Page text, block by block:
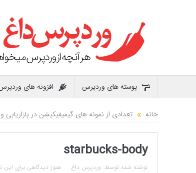
پوسته های وردپرس افزونه های
خانه تعدادی از نمونه های گیمیفیکیشن در بازاریابی
starbucks-body
نوشته شده توسط: وردپرس داغ هنوز دیدگاهی برای این